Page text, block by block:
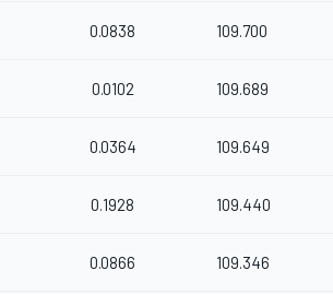
0.0838 109.700
0.0102 109.689
0.0364 109.649
0.1928 109.440
0.0866 109.346